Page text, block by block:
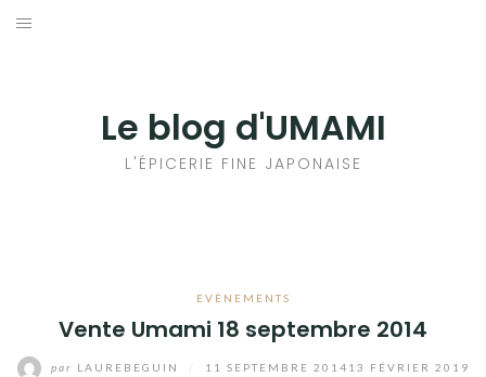
Aller
Le blog d'UMAMI
L'ÉPICERIE FINE JAPONAISE
EVÈNEMENTS
Vente Umami 18 septembre 2014
par LAUREBEGUIN 11 SEPTEMBRE 2014 13 FÉVRIER 2019